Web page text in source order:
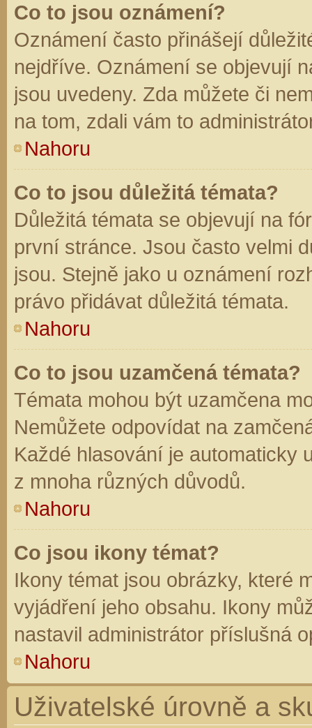
Co to jsou oznámení?
Oznámení často přinášejí
nejdříve. Oznámení se objevují
jsou uvedeny. Zda můžete či
na tom, zdali vám to
Nahoru
Co to jsou důležitá témata?
Důležitá témata se objevují na
první stránce. Jsou často velmi
jsou. Stejně jako u oznámení
právo přidávat důležitá témata.
Nahoru
Co to jsou uzamčená témata?
Témata mohou být uzamčena
Nemůžete odpovídat na
Každé hlasování je automaticky
z mnoha různých důvodů.
Nahoru
Co jsou ikony témat?
Ikony témat jsou obrázky, které
vyjádření jeho obsahu. Ikony
nastavil administrátor příslušná
Nahoru
Uživatelské úrovně a